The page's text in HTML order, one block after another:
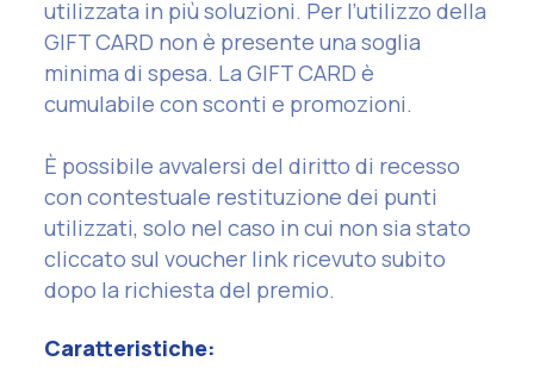
utilizzata in più soluzioni. Per l’utilizzo della
GIFT CARD non è presente una soglia
minima di spesa. La GIFT CARD è
cumulabile con sconti e promozioni.
È possibile avvalersi del diritto di recesso
con contestuale restituzione dei punti
utilizzati, solo nel caso in cui non sia stato
cliccato sul voucher link ricevuto subito
dopo la richiesta del premio.
Caratteristiche: